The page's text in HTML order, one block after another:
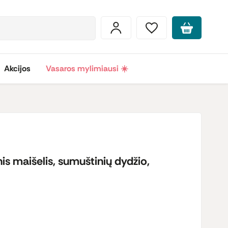
Akcijos Vasaros mylimiausi ☀️
maišelis, sumuštinių dydžio,